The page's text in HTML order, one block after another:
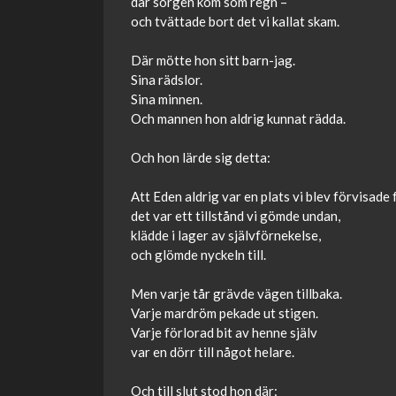
och tvättade bort det vi kallat skam.
Där mötte hon sitt barn-jag.
Sina rädslor.
Sina minnen.
Och mannen hon aldrig kunnat rädda.
Och hon lärde sig detta:
Att Eden aldrig var en plats vi blev förvisade
det var ett tillstånd vi gömde undan,
klädde i lager av självförnekelse,
och glömde nyckeln till.
Men varje tår grävde vägen tillbaka.
Varje mardröm pekade ut stigen.
Varje förlorad bit av henne själv
var en dörr till något helare.
Och till slut stod hon där: